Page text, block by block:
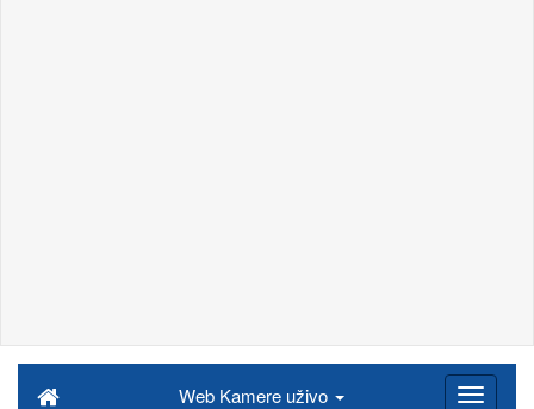
Web Kamere uživo